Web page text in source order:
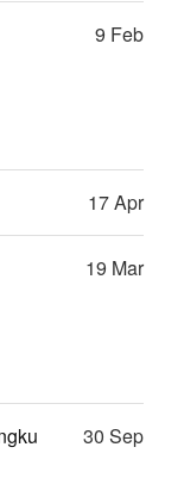
9 Feb
17 Apr
19 Mar
30 Sep